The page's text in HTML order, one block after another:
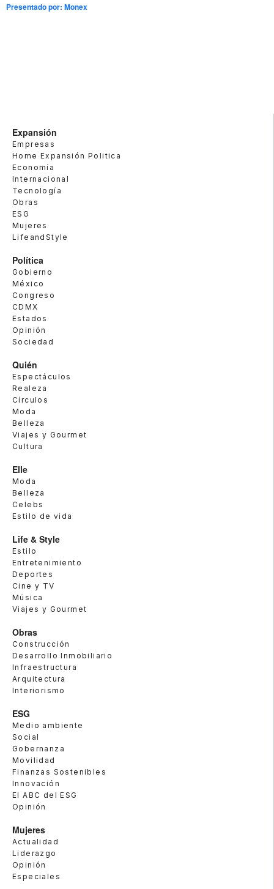
Presentado por:Monex
Expansión
Empresas
Home Expansión Politica
Economía
Internacional
Tecnología
Obras
ESG
Mujeres
LifeandStyle
Política
Gobierno
México
Congreso
CDMX
Estados
Opinión
Sociedad
Quién
Espectáculos
Realeza
Círculos
Moda
Belleza
Viajes y Gourmet
Cultura
Elle
Moda
Belleza
Celebs
Estilo de vida
Life & Style
Estilo
Entretenimiento
Deportes
Cine y TV
Música
Viajes y Gourmet
Obras
Construcción
Desarrollo Inmobiliario
Infraestructura
Arquitectura
Interiorismo
ESG
Medio ambiente
Social
Gobernanza
Movilidad
Finanzas Sostenibles
Innovación
El ABC del ESG
Opinión
Mujeres
Actualidad
Liderazgo
Opinión
Especiales